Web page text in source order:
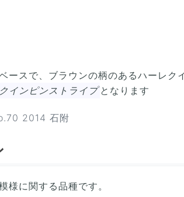
ースで、ブラウンの柄のあるハーレ
インピンストライプ となります
2014 石附
様に関する品種です。